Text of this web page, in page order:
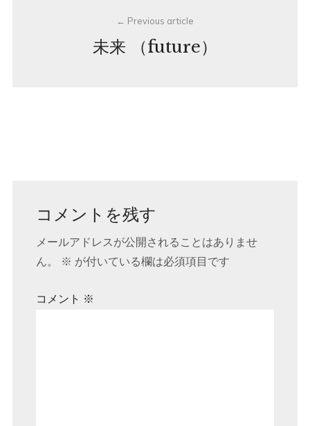
navigationPrevious article
未来 （future）
コメントを残す
メールアドレスが公開されることはありませ
ん。
※ が付いている欄は必須項目です
コメント ※